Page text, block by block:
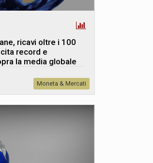
ricavi oltre i 100
record e
la media globale
Moneta & Mercati